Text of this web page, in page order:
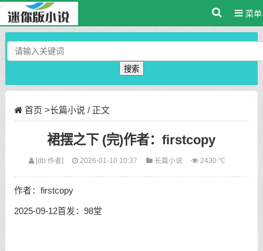
菜单
搜索
首页 >长篇小说 / 正文
裙摆之下 (完)作者：firstcopy
[db:作者] 2026-01-10 10:37 长篇小说 2430 ℃
作者：firstcopy
2025-09-12首发：98堂